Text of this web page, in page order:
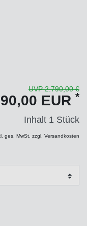
UVP 2.790,00 €
EUR *
Inhalt 1 Stück
ges. MwSt. zzgl. Versandkosten